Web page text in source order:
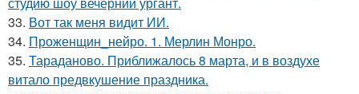
33. Вот так меня видит ИИ.
34. Проженщин_нейро. 1. Мерлин Монро.
35. Тараданово. Приближалось 8 марта, и в воздухе
витало предвкушение праздника.